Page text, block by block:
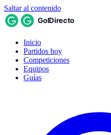
Saltar al contenido
Inicio
Partidos hoy
Competiciones
Equipos
Guías